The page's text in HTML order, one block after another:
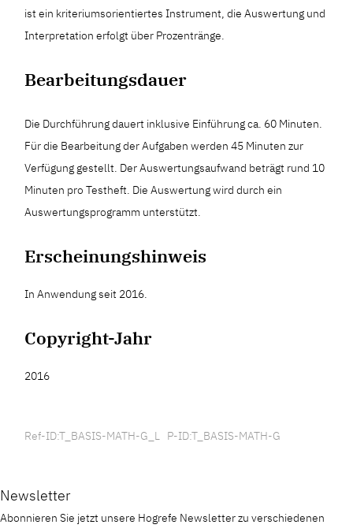
ist ein kriteriumsorientiertes Instrument, die Auswertung und
Interpretation erfolgt über Prozentränge.
Bearbeitungsdauer
Die Durchführung dauert inklusive Einführung ca. 60 Minuten.
Für die Bearbeitung der Aufgaben werden 45 Minuten zur
Verfügung gestellt. Der Auswertungsaufwand beträgt rund 10
Minuten pro Testheft. Die Auswertung wird durch ein
Auswertungsprogramm unterstützt.
Erscheinungshinweis
In Anwendung seit 2016.
Copyright-Jahr
2016
Ref-ID:T_BASIS-MATH-G_L P-ID:T_BASIS-MATH-G
Newsletter
Abonnieren Sie jetzt unsere Hogrefe Newsletter zu verschiedenen